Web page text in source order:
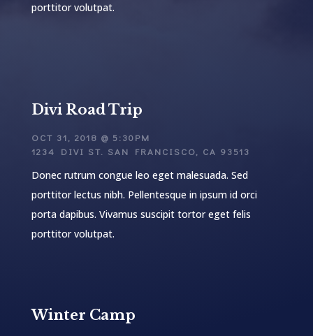
porttitor volutpat.
Divi Road Trip
OCT 31, 2018 @ 5:30PM
1234 DIVI ST. SAN FRANCISCO, CA 93513
Donec rutrum congue leo eget malesuada. Sed
porttitor lectus nibh. Pellentesque in ipsum id orci
porta dapibus. Vivamus suscipit tortor eget felis
porttitor volutpat.
Winter Camp